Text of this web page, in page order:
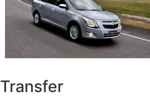
Transfer